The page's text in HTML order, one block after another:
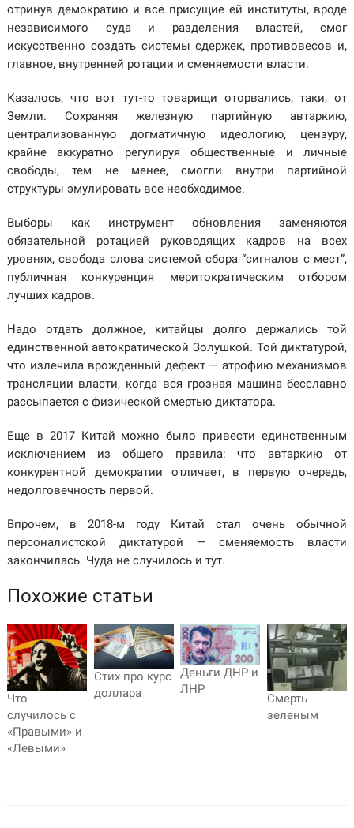
отринув демократию и все присущие ей институты, вроде
независимого суда и разделения властей, смог
искусственно создать системы сдержек, противовесов и,
главное, внутренней ротации и сменяемости власти.
Казалось, что вот тут-то товарищи оторвались, таки, от
Земли. Сохраняя железную партийную автаркию,
централизованную догматичную идеологию, цензуру,
крайне аккуратно регулируя общественные и личные
свободы, тем не менее, смогли внутри партийной
структуры эмулировать все необходимое.
Выборы как инструмент обновления заменяются
обязательной ротацией руководящих кадров на всех
уровнях, свобода слова системой сбора “сигналов с мест”,
публичная конкуренция меритократическим отбором
лучших кадров.
Надо отдать должное, китайцы долго держались той
единственной автократической Золушкой. Той диктатурой,
что излечила врожденный дефект — атрофию механизмов
трансляции власти, когда вся грозная машина бесславно
рассыпается с физической смертью диктатора.
Еще в 2017 Китай можно было привести единственным
исключением из общего правила: что автаркию от
конкурентной демократии отличает, в первую очередь,
недолговечность первой.
Впрочем, в 2018-м году Китай стал очень обычной
персоналистской диктатурой — сменяемость власти
закончилась. Чуда не случилось и тут.
Похожие статьи
Что
случилось с
«Правыми» и
«Левыми»
Стих про курс
доллара
Деньги ДНР и
ЛНР
Смерть
зеленым